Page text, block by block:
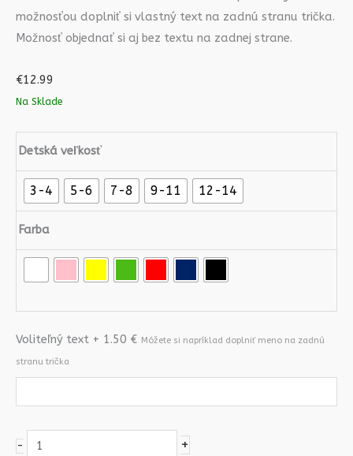
možnosťou doplniť si vlastný text na zadnú stranu trička.
Možnosť objednať si aj bez textu na zadnej strane.
€12.99
Na Sklade
Detská veľkosť
3-4 5-6 7-8 9-11 12-14
Farba
Voliteľný text + 1.50 € Móžete si napríklad doplniť meno na zadnú
stranu trička
- +